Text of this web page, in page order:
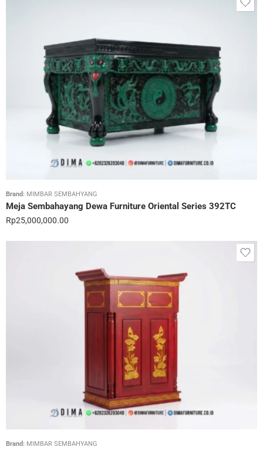
Brand: MIMBAR SEMBAHYANG
Meja Sembahayang Dewa Furniture Oriental Series 392TC
Rp25,000,000.00
Brand: MIMBAR SEMBAHYANG